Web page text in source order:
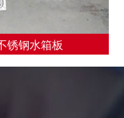
锈钢水箱板